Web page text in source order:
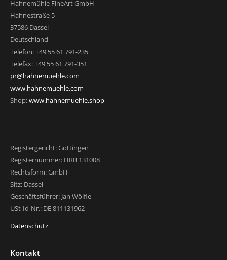
Hahnemühle FineArt GmbH
Hahnestraße 5
37586 Dassel
Deutschland
Telefon: +49 55 61 791-235
Telefax: +49 55 61 791-351
pr@hahnemuehle.com
www.hahnemuehle.com
Shop:www.hahnemuehle.shop
Registergericht: Göttingen
Registernummer: HRB 131008
Rechtsform: GmbH
Sitz: Dassel
Geschäftsführer: Jan Wölfle
USt-Id-Nr.: DE 811131962
Datenschutz
Kontakt